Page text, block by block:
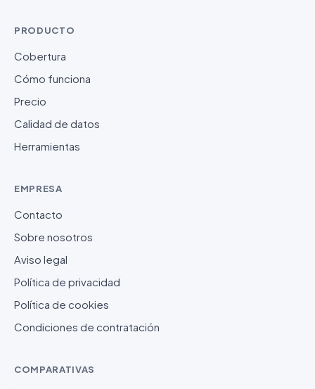
PRODUCTO
Cobertura
Cómo funciona
Precio
Calidad de datos
Herramientas
EMPRESA
Contacto
Sobre nosotros
Aviso legal
Política de privacidad
Política de cookies
Condiciones de contratación
COMPARATIVAS